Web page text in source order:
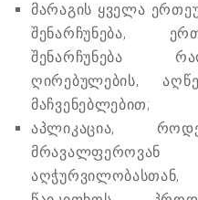
მარაგის ყველა
შენარჩუნება,
შენარჩუნება
ღირებულების,
მაჩვენებლებით;
აპლიკაცია,